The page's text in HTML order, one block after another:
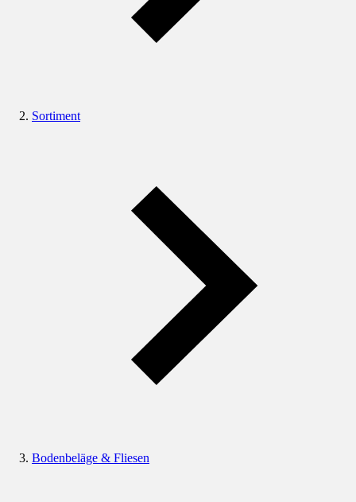
Sortiment
Bodenbeläge & Fliesen